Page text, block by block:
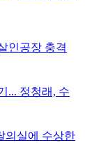
인공장 충격
... 정청래, 수
의실에 수상한